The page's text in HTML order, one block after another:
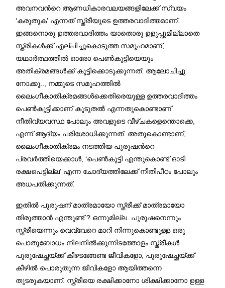
അവനവൻറെ ആണധികാരവലയങ്ങളിലേക്ക് സ്വയം
‘കരുതുക’ എന്നത് സ്ത്രീയുടെ ഉത്തരവാദിത്തമാണ്.
ഇങ്ങനൊരു ഉത്തരവാദിത്തം യാതൊരു ഉളുപ്പുമില്ലാതെ
സ്ത്രീകൾക്ക് എല്പിച്ചുകൊടുത്ത സമൂഹമാണ്,
യഥാർത്ഥത്തിൽ ഓരോ പെൺകുട്ടിയെയും
അതിക്രമങ്ങൾക്ക് കൂട്ടിക്കൊടുക്കുന്നത്. ആലോചിച്ചു
നോക്കൂ.., നമ്മുടെ സമൂഹത്തിൽ
ലൈംഗീകാതിക്രമങ്ങൾക്കെതിരെയുള്ള ഉത്തരവാദിത്തം
പെൺകുട്ടിക്കാണ് കൂടുതൽ എന്നതുകൊണ്ടാണ്
നീതിവ്യവസ്ഥ പോലും അവളുടെ വീഴ്ചകളെന്തൊക്കെ,
എന്ന് ആദ്യം പരിശോധിക്കുന്നത്. അതുകൊണ്ടാണ്,
ലൈംഗീകാതിക്രമം നടത്തിയ പുരുഷൻറെ
പ്രവർത്തിയെക്കാൾ, ‘പെൺകുട്ടി എന്തുകൊണ്ട് ഓടി
രക്ഷപെട്ടില്ല’ എന്ന ചോദ്യത്തിലേക്ക് നീതിപീഠം പോലും
അധപതിക്കുന്നത്.
ഇതിൽ പുരുഷന് മാത്രമായോ സ്ത്രീക്ക് മാത്രമായോ
തിരുത്താൻ എന്തുണ്ട് ? ഒന്നുമില്ല. പുരുഷനെന്നും
സ്ത്രീയെന്നും വെവ്വേറെ മാറി നിന്നുകൊണ്ടുള്ള ഒരു
പൊതുബോധം നിലനിൽക്കുന്നിടത്തോളം സ്ത്രീകൾ
പുരുഷേച്ഛയ്ക്ക് കീഴടങ്ങേണ്ട ജീവികളോ, പുരുഷേച്ഛയ്ക്ക്
കീഴിൽ പൊരുതുന്ന ജീവികളോ ആയിത്തന്നെ
തുടരുകയാണ്. സ്ത്രീയെ രക്ഷിക്കാനോ ശിക്ഷിക്കാനോ ഉള്ള